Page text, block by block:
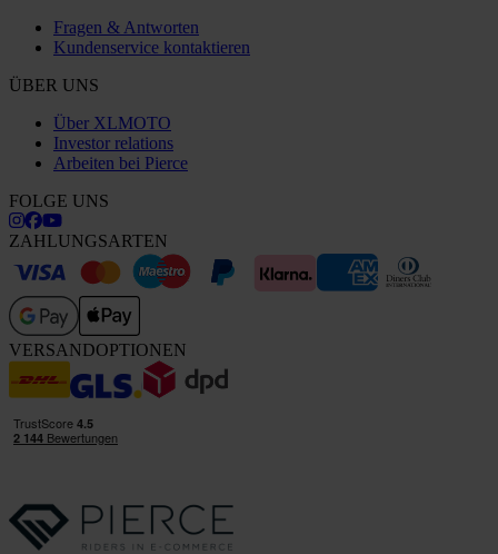
Fragen & Antworten
Kundenservice kontaktieren
ÜBER UNS
Über XLMOTO
Investor relations
Arbeiten bei Pierce
FOLGE UNS
ZAHLUNGSARTEN
VERSANDOPTIONEN